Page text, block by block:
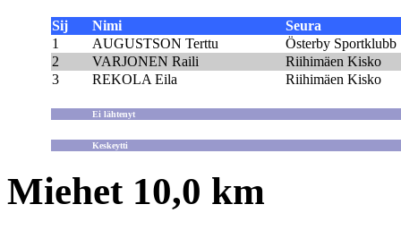
Sij Nimi
Seura
1
AUGUSTSON Terttu
Österby Sportklubb
2
VARJONEN Raili
Riihimäen Kisko
3
REKOLA Eila Riihimäen Kisko
Ei lähtenyt
Keskeytti
Miehet 10,0 km